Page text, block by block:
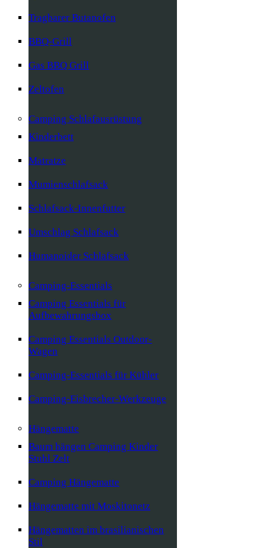
Tragbarer Butanofen
BBQ-Grill
Gas BBQ Grill
Zeltofen
Camping Schlafausrüstung
Kinderbett
Matratze
Mumienschlafsack
Schlafsack-Innenfutter
Umschlag Schlafsack
Humanoider Schlafsack
Camping-Essentials
Camping Essentials für
Aufbewahrungsbox
Camping Essentials Outdoor-
Wagen
Camping-Essentials für Kühler
Camping-Eisbrecher-Werkzeuge
Hängematte
Baum hängen Camping Kinder
Stuhl Zelt
Camping Hängematte
Hängematte mit Moskitonetz
Hängematten im brasilianischen
Stil